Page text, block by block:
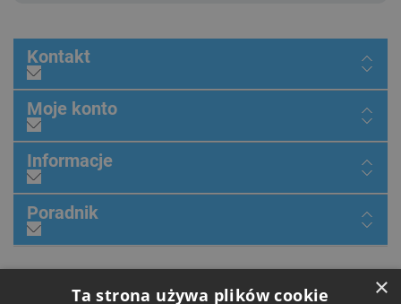
Kontakt
Moje konto
Informacje
Poradnik
×
Ta strona używa plików cookie